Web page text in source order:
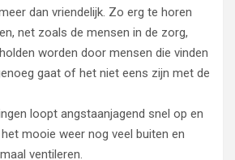
dan vriendelijk. Zo erg te horen
net zoals de mensen in de zorg,
worden door mensen die vinden
gaat of het niet eens zijn met de
loopt angstaanjagend snel op en
mooie weer nog veel buiten en
ventileren.